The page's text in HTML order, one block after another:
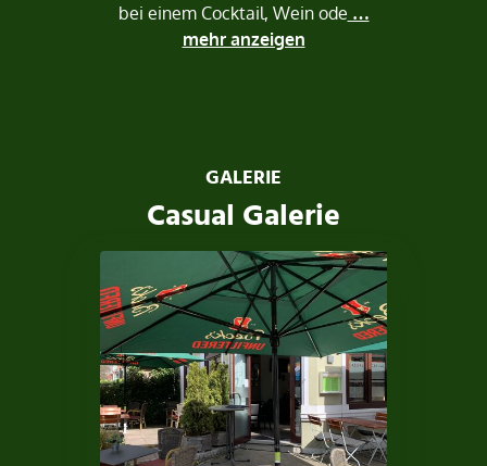
bei einem Cocktail, Wein ode …
mehr anzeigen
GALERIE
Casual Galerie